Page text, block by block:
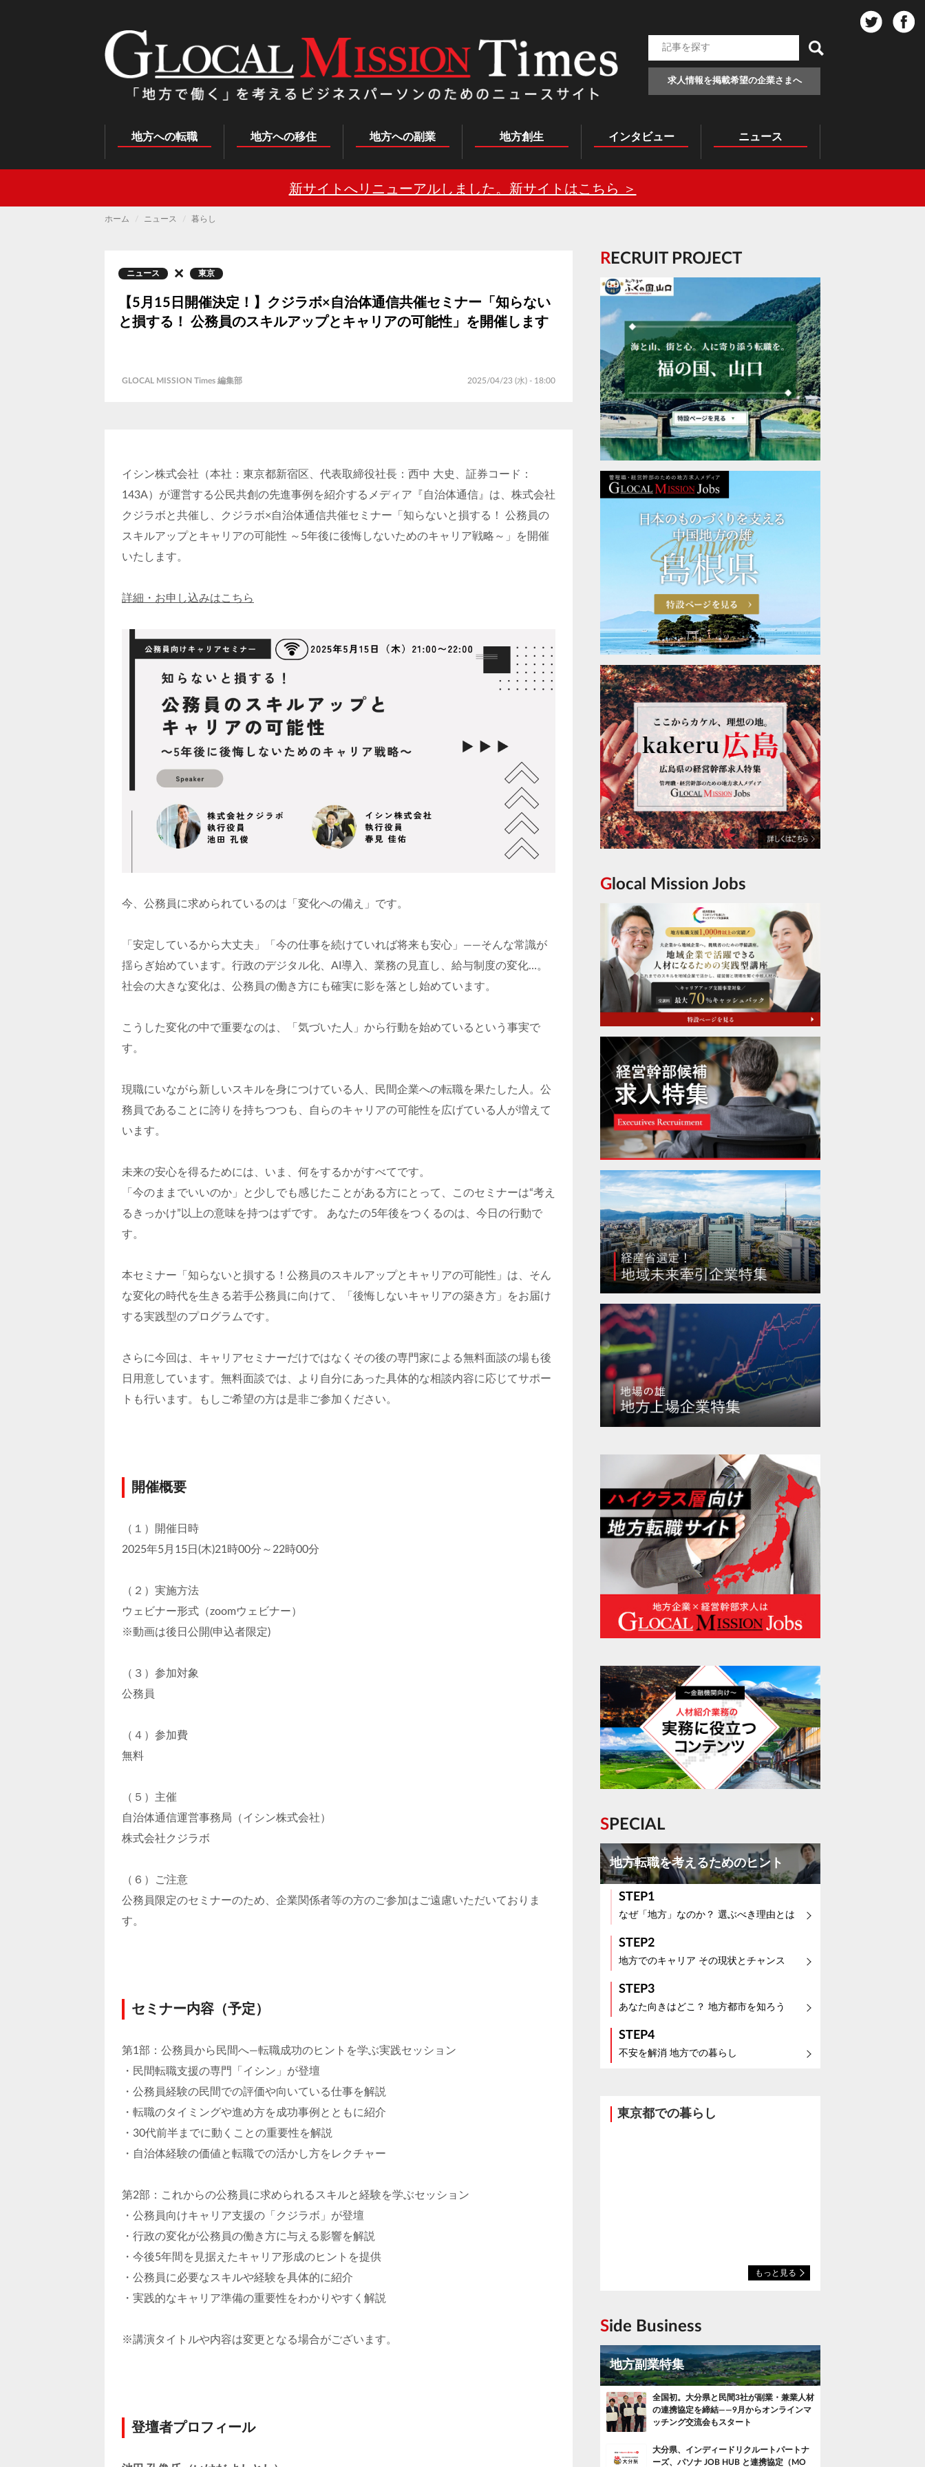
求人情報を掲載希望の企業さまへ
Main
navigation
地方への転職 地方への移住 地方への副業 地方創生 インタビュー ニュース
新サイトへリニューアルしました。新サイトはこちら ＞
ホーム ニュース 暮らし
ニュース 東京
【5月15日開催決定！】クジラボ×自治体通信共催セミナー「知らない
と損する！ 公務員のスキルアップとキャリアの可能性」を開催します
GLOCAL MISSION Times 編集部 2025/04/23 (水) - 18:00
イシン株式会社（本社：東京都新宿区、代表取締役社長：西中 大史、証券コード：
143A）が運営する公民共創の先進事例を紹介するメディア『自治体通信』は、株式会社
クジラボと共催し、クジラボ×自治体通信共催セミナー「知らないと損する！ 公務員の
スキルアップとキャリアの可能性 ～5年後に後悔しないためのキャリア戦略～」を開催
いたします。
詳細・お申し込みはこちら
今、公務員に求められているのは「変化への備え」です。
「安定しているから大丈夫」「今の仕事を続けていれば将来も安心」――そんな常識が
揺らぎ始めています。行政のデジタル化、AI導入、業務の見直し、給与制度の変化…。
社会の大きな変化は、公務員の働き方にも確実に影を落とし始めています。
こうした変化の中で重要なのは、「気づいた人」から行動を始めているという事実で
す。
現職にいながら新しいスキルを身につけている人、民間企業への転職を果たした人。公
務員であることに誇りを持ちつつも、自らのキャリアの可能性を広げている人が増えて
います。
未来の安心を得るためには、いま、何をするかがすべてです。
「今のままでいいのか」と少しでも感じたことがある方にとって、このセミナーは“考え
るきっかけ”以上の意味を持つはずです。 あなたの5年後をつくるのは、今日の行動で
す。
本セミナー「知らないと損する！公務員のスキルアップとキャリアの可能性」は、そん
な変化の時代を生きる若手公務員に向けて、「後悔しないキャリアの築き方」をお届け
する実践型のプログラムです。
さらに今回は、キャリアセミナーだけではなくその後の専門家による無料面談の場も後
日用意しています。無料面談では、より自分にあった具体的な相談内容に応じてサポー
トも行います。もしご希望の方は是非ご参加ください。
開催概要
（１）開催日時
2025年5月15日(木)21時00分～22時00分
（２）実施方法
ウェビナー形式（zoomウェビナー）
※動画は後日公開(申込者限定)
（３）参加対象
公務員
（４）参加費
無料
（５）主催
自治体通信運営事務局（イシン株式会社）
株式会社クジラボ
（６）ご注意
公務員限定のセミナーのため、企業関係者等の方のご参加はご遠慮いただいておりま
す。
セミナー内容（予定）
第1部：公務員から民間へ―転職成功のヒントを学ぶ実践セッション
・民間転職支援の専門「イシン」が登壇
・公務員経験の民間での評価や向いている仕事を解説
・転職のタイミングや進め方を成功事例とともに紹介
・30代前半までに動くことの重要性を解説
・自治体経験の価値と転職での活かし方をレクチャー
第2部：これからの公務員に求められるスキルと経験を学ぶセッション
・公務員向けキャリア支援の「クジラボ」が登壇
・行政の変化が公務員の働き方に与える影響を解説
・今後5年間を見据えたキャリア形成のヒントを提供
・公務員に必要なスキルや経験を具体的に紹介
・実践的なキャリア準備の重要性をわかりやすく解説
※講演タイトルや内容は変更となる場合がございます。
登壇者プロフィール
RECRUIT PROJECT
Glocal Mission Jobs
SPECIAL
地方転職を考えるためのヒント
STEP1
なぜ「地方」なのか？ 選ぶべき理由とは
STEP2
地方でのキャリア その現状とチャンス
STEP3
あなた向きはどこ？ 地方都市を知ろう
STEP4
不安を解消 地方での暮らし
東京都での暮らし
もっと見る
Side Business
地方副業特集
全国初。大分県と民間3社が副業・兼業人材
の連携協定を締結——9月からオンラインマ
ッチング交流会もスタート
大分県、インディードリクルートパートナ
ーズ、パソナ JOB HUB と連携協定（MO